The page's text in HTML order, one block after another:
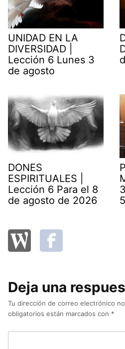
UNIDAD EN LA
DIVERSIDAD |
Lección 6 Lunes 3
de agosto
DONES
ESPIRITUALES |
Lección 6 Para el 8
de agosto de 2026
5
Deja una
Tu dirección de correo electrónico
obligatorios están marcados con *